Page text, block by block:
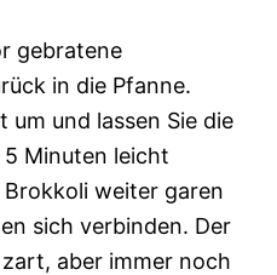
gebratene
in die Pfanne.
um und lassen Sie die
Minuten leicht
weiter garen
sich verbinden. Der
aber immer noch